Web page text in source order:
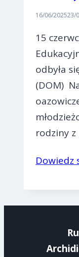
16/06/202523/
15
odbyła
(DOM)
rodziny z
Dowiedz